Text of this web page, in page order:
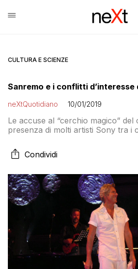
CULTURA E SCIENZE
Sanremo e i conflitti d’interesse
neXtQuotidiano 10/01/2019
Le accuse al “cerchio magico”
presenza di molti artisti Sony tra i
Condividi